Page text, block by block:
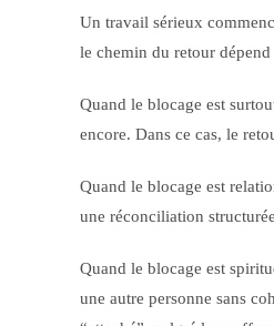
Un travail sérieux
le chemin du retour dépend
Quand le blocage est
encore. Dans ce cas, le
Quand le blocage est
une réconciliation
Quand le blocage est
une autre personne sans